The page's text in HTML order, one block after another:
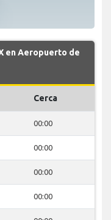
en Aeropuerto de
Cerca
00:00
00:00
00:00
00:00